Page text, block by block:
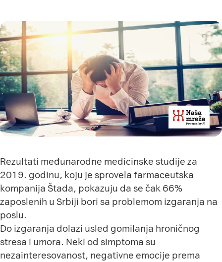
Rezultati međunarodne medicinske studije za
2019. godinu, koju je sprovela farmaceutska
kompanija Štada, pokazuju da se čak 66%
zaposlenih u Srbiji bori sa problemom izgaranja na
poslu.
Do izgaranja dolazi usled gomilanja hroničnog
stresa i umora. Neki od simptoma su
nezainteresovanost, negativne emocije prema